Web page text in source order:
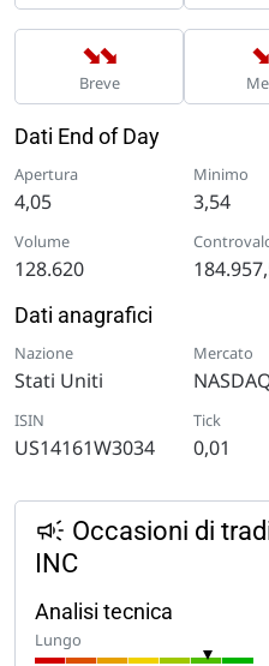
➡
➡
Breve
Dati End of Day
Apertura
4,05
Minimo
3,54
Volume
128.620
Dati anagrafici
Nazione
Stati Uniti
Mercato
ISIN
US14161W3034
Tick
0,01
Occasioni di
INC
Analisi tecnica
Lungo